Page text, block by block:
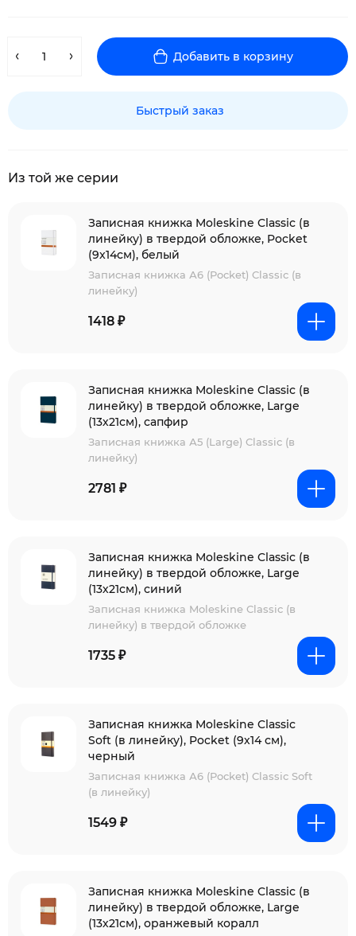
Добавить в корзину
Быстрый заказ
Из той же серии
Записная книжка Moleskine Classic (в
линейку) в твердой обложке, Pocket
(9x14см), белый
Записная книжка А6 (Pocket) Classic (в
линейку)
1418 ₽
Записная книжка Moleskine Classic (в
линейку) в твердой обложке, Large
(13х21см), сапфир
Записная книжка А5 (Large) Classic (в
линейку)
2781 ₽
Записная книжка Moleskine Classic (в
линейку) в твердой обложке, Large
(13х21см), синий
Записная книжка Moleskine Classic (в
линейку) в твердой обложке
1735 ₽
Записная книжка Moleskine Classic
Soft (в линейку), Pocket (9х14 см),
черный
Записная книжка А6 (Pocket) Classic Soft
(в линейку)
1549 ₽
Записная книжка Moleskine Classic (в
линейку) в твердой обложке, Large
(13х21см), оранжевый коралл